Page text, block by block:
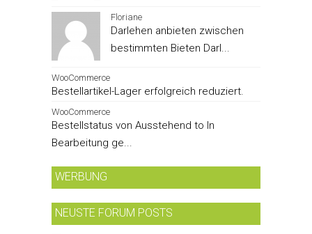
Floriane
Darlehen anbieten zwischen
bestimmten Bieten Darl...
WooCommerce
Bestellartikel-Lager erfolgreich reduziert.
WooCommerce
Bestellstatus von Ausstehend to In
Bearbeitung ge...
WERBUNG
NEUSTE FORUM POSTS